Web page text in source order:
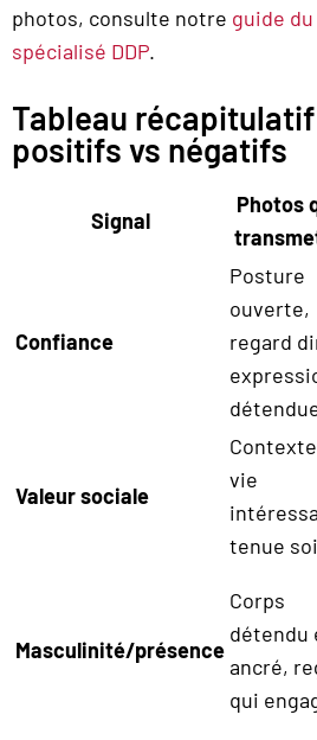
photos, consulte notre guide
spécialisé DDP.
Tableau
positifs vs négatifs
Signal
Photos
Confiance
Posture
ouverte,
regard
Valeur sociale
vie
tenue
Masculinité/présence
Corps
détendu
ancré,
qui